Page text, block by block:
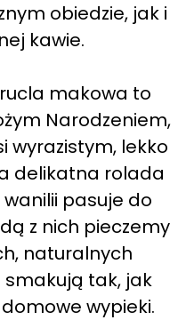
obiedzie, jak i
kawie.
makowa to
Narodzeniem,
wyrazistym, lekko
delikatna rolada
pasuje do
z nich pieczemy
naturalnych
smakują tak, jak
wypieki.